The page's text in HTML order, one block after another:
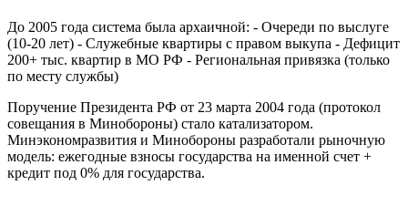
До 2005 года система была архаичной: - Очереди по выслуге
(10-20 лет) - Служебные квартиры с правом выкупа - Дефицит
200+ тыс. квартир в МО РФ - Региональная привязка (только
по месту службы)
Поручение Президента РФ от 23 марта 2004 года (протокол
совещания в Минобороны) стало катализатором.
Минэкономразвития и Минобороны разработали рыночную
модель: ежегодные взносы государства на именной счет +
кредит под 0% для государства.